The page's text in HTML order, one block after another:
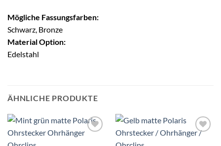
Mögliche Fassungsfarben:
Schwarz, Bronze
Material Option:
Edelstahl
ÄHNLICHE PRODUKTE
Auf die
Auf die